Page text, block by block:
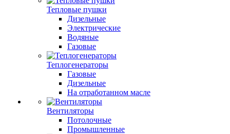
Тепловые пушки
Дизельные
Электрические
Водяные
Газовые
Теплогенераторы
Газовые
Дизельные
На отработанном масле
Вентиляторы
Потолочные
Промышленные